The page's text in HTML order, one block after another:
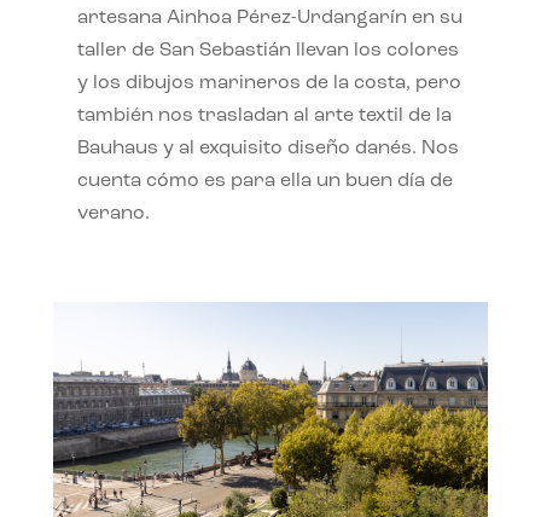
artesana Ainhoa Pérez-Urdangarín en su
taller de San Sebastián llevan los colores
y los dibujos marineros de la costa, pero
también nos trasladan al arte textil de la
Bauhaus y al exquisito diseño danés. Nos
cuenta cómo es para ella un buen día de
verano.